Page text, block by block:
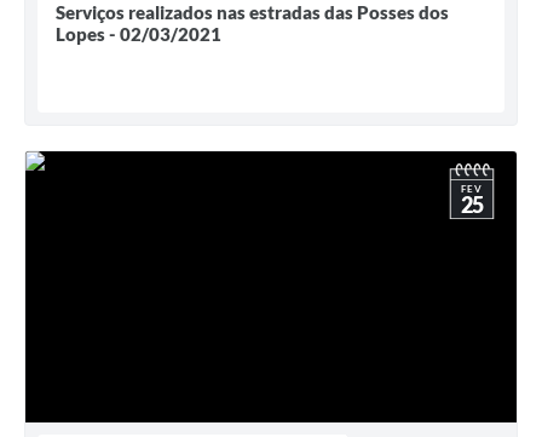
Serviços realizados nas estradas das Posses dos
Lopes - 02/03/2021
FEV
25